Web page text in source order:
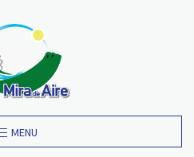
MENU